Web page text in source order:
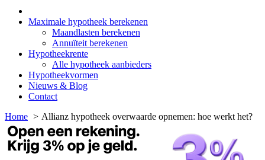
Maximale hypotheek berekenen
Maandlasten berekenen
Annuïteit berekenen
Hypotheekrente
Alle hypotheek aanbieders
Hypotheekvormen
Nieuws & Blog
Contact
Home
Allianz hypotheek overwaarde opnemen: hoe werkt het?